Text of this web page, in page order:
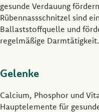
gesunde Verdauung
Rübennassschnitzel sind
Ballaststoffquelle und
regelmäßige Darmtätigkeit.
Gelenke
Calcium, Phosphor und
Hauptelemente für